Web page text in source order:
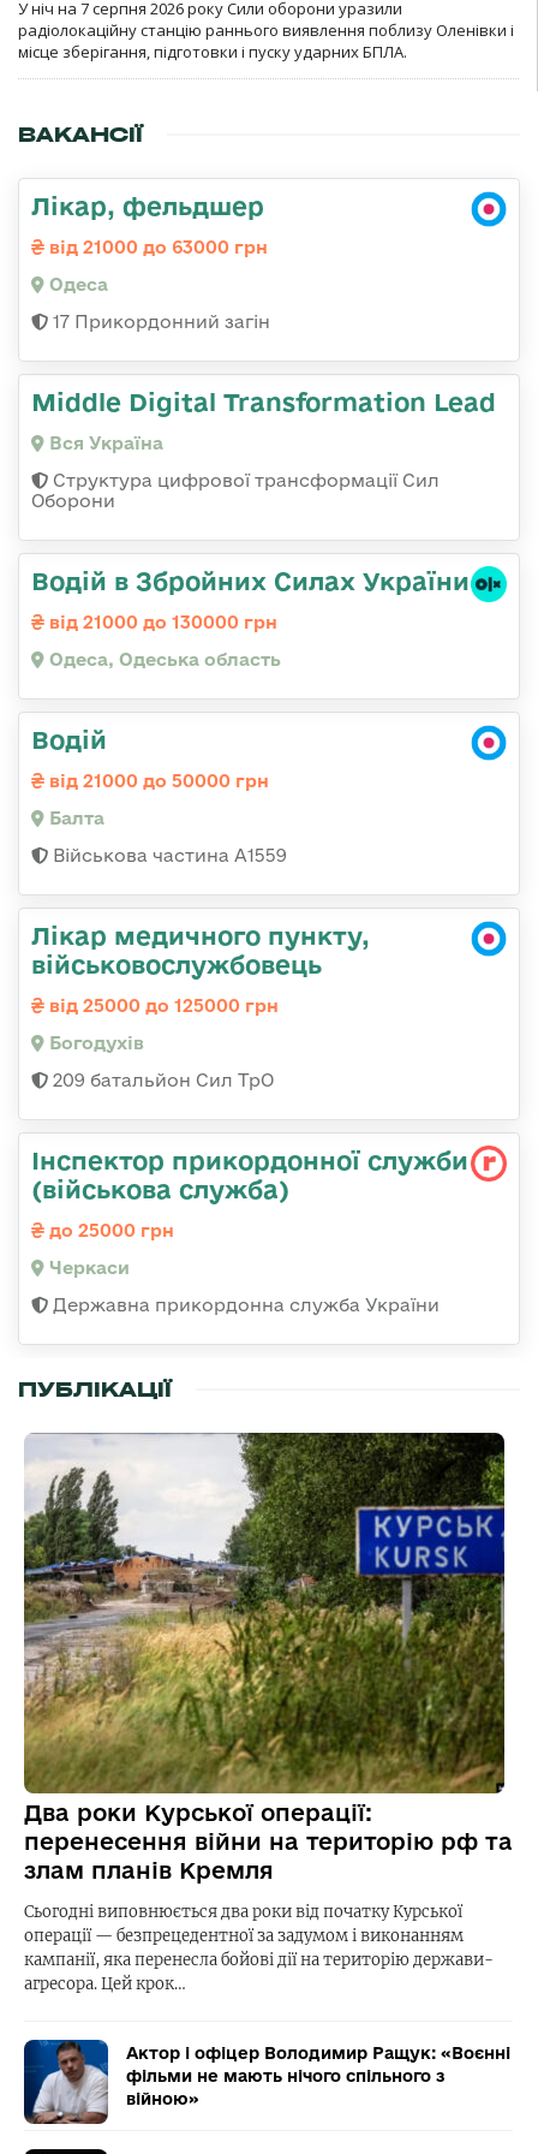
У ніч на 7 серпня 2026 року Сили оборони уразили
радіолокаційну станцію раннього виявлення поблизу Оленівки і
місце зберігання, підготовки і пуску ударних БПЛА.
ВАКАНСІЇ
Лікар, фельдшер
від 21000 до 63000 грн
Одеса
17 Прикордонний загін
Middle Digital Transformation Lead
Вся Україна
Структура цифрової трансформації Сил
Оборони
Водій в Збройних Силах України
від 21000 до 130000 грн
Одеса, Одеська область
Водій
від 21000 до 50000 грн
Балта
Військова частина А1559
Лікар медичного пункту,
військовослужбовець
від 25000 до 125000 грн
Богодухів
209 батальйон Сил ТрО
Інспектор прикордонної служби
(військова служба)
до 25000 грн
Черкаси
Державна прикордонна служба України
ПУБЛІКАЦІЇ
Два роки Курської операції:
перенесення війни на територію рф та
злам планів Кремля
Сьогодні виповнюється два роки від початку Курської
операції — безпрецедентної за задумом і виконанням
кампанії, яка перенесла бойові дії на територію держави-
агресора. Цей крок…
Актор і офіцер Володимир Ращук: «Воєнні
фільми не мають нічого спільного з
війною»